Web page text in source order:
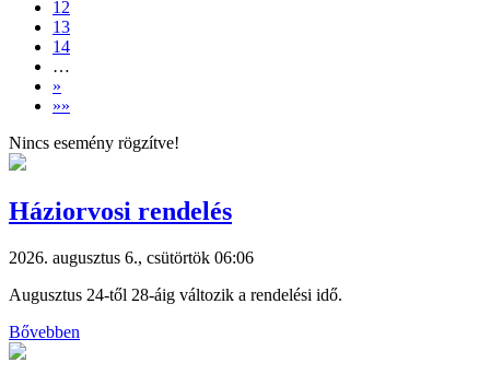
12
13
14
…
»
»»
Nincs esemény rögzítve!
Háziorvosi rendelés
2026. augusztus 6., csütörtök 06:06
Augusztus 24-től 28-áig változik a rendelési idő.
Bővebben